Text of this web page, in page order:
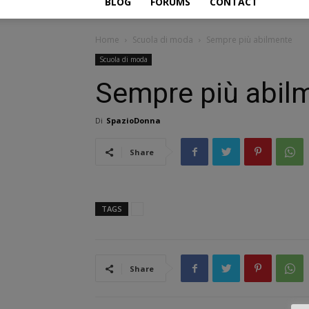
Home Scuola di moda Sempre più abilmente
Scuola di moda
Sempre più
Di SpazioDonna
Share
TAGS
Share